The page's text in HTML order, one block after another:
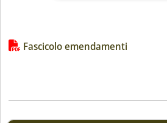
Lista allegati PDF alla notizia
Fascicolo emendamenti